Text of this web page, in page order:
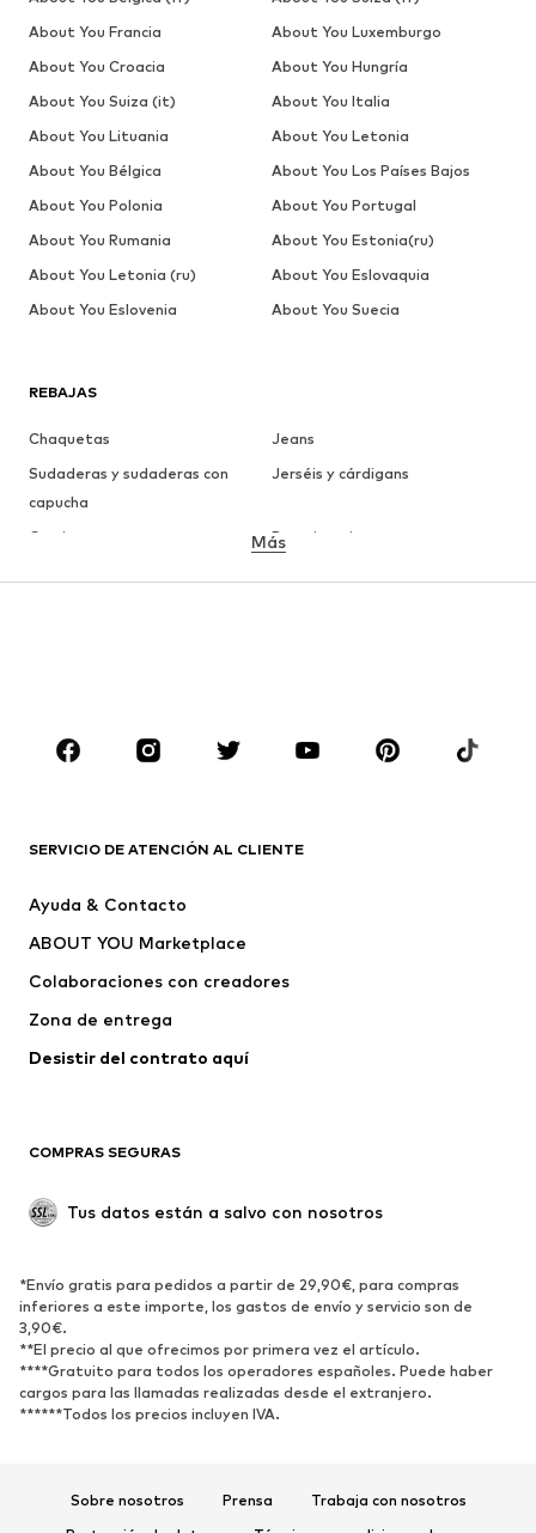
REBAJAS
Chaquetas
Jeans
Sudaderas y sudaderas con
capucha
Jerséis y cárdigans
Camisetas
Ropa interior
ROPA
Camisetas
Jeans
Pantalones
Ropa interior
Jerséis y cárdigans
Trajes y chaquetas
Ropa de baño
Nuevo
Tendencia
Zapatos bajos
Zapatos deportivos
Zapatos abiertos
DEPORTE
Ropa deportiva
Disciplinas deportivas
Complementos deportivos
Más
SERVICIO DE ATENCIÓN AL CLIENTE
Ayuda & Contacto
ABOUT YOU Marketplace
Colaboraciones con creadores
Zona de entrega
Desistir del contrato aquí
COMPRAS SEGURAS
Tus datos están a salvo con nosotros
*Envío gratis para pedidos a partir de 29,90€, para compras
inferiores a este importe, los gastos de envío y servicio son de
3,90€.
**El precio al que ofrecimos por primera vez el artículo.
****Gratuito para todos los operadores españoles. Puede haber
cargos para las llamadas realizadas desde el extranjero.
******Todos los precios incluyen IVA.
Sobre nosotros Prensa
Trabaja con nosotros
About You Francia
About You Luxemburgo
About You Croacia
About You Hungría
About You Suiza (it)
About You Italia
About You Lituania
About You Letonia
About You Bélgica
About You Los Países Bajos
About You Polonia
About You Portugal
About You Rumania
About You Estonia(ru)
About You Letonia (ru)
About You Eslovaquia
About You Eslovenia
About You Suecia